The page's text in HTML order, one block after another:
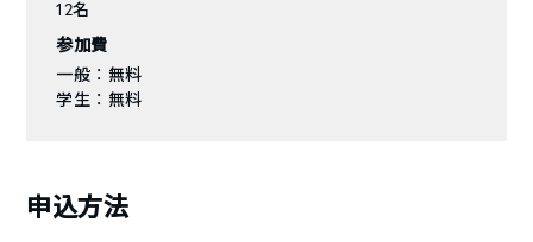
12名
参加費
一般 ： 無料
学生 ： 無料
申込方法